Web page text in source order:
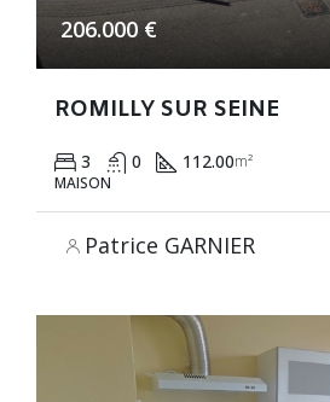
206.000 €
ROMILLY SUR SEINE
3 0 112.00m²
MAISON
Patrice GARNIER